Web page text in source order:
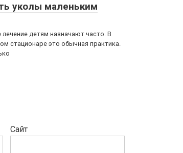
уколы маленьким
детям назначают часто. В
стационаре это обычная практика.
Сайт